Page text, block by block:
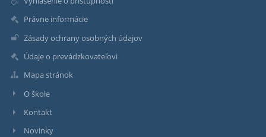
Právne informácie
Zásady ochrany osobných údajov
Údaje o prevádzkovateľovi
Mapa stránok
O škole
Kontakt
Novinky